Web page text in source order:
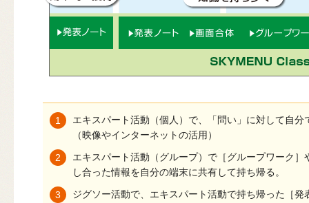
1
エキスパート活動（個人）で、「問い」に対して自
（映像やインターネットの活用）
2
エキスパート活動（グループ）で［グループワーク
し合った情報を自分の端末に共有して持ち帰る。
3
ジグソー活動で、エキスパート活動で持ち帰った［